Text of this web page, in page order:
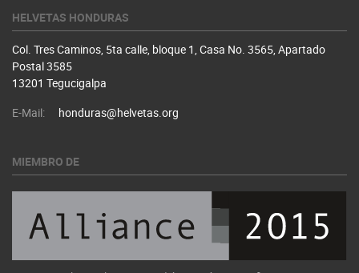
HELVETAS HONDURAS
Col. Tres Caminos, 5ta calle, bloque 1, Casa No. 3565, Apartado
Postal 3585
13201 Tegucigalpa
E-Mail:
honduras@helvetas.org
MIEMBRO DE